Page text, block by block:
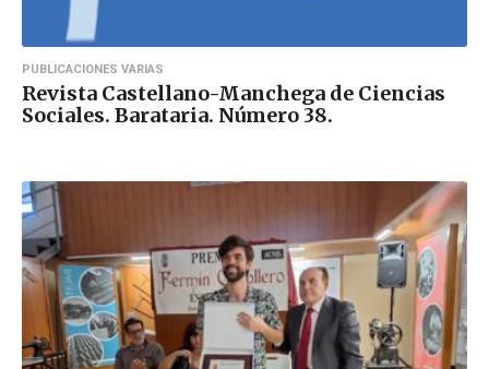
PUBLICACIONES VARIAS
Revista Castellano-Manchega de Ciencias
Sociales. Barataria. Número 38.